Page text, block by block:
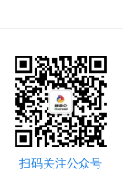
扫码关注公众号